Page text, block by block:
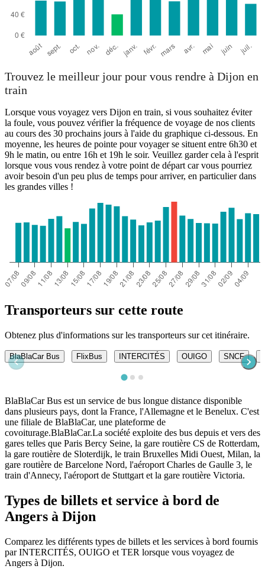
Trouvez le meilleur jour pour vous rendre à Dijon en
train
Lorsque vous voyagez vers Dijon en train, si vous souhaitez éviter
la foule, vous pouvez vérifier la fréquence de voyage de nos clients
au cours des 30 prochains jours à l'aide du graphique ci-dessous. En
moyenne, les heures de pointe pour voyager se situent entre 6h30 et
9h le matin, ou entre 16h et 19h le soir. Veuillez garder cela à l'esprit
lorsque vous vous rendez à votre point de départ car vous pourriez
avoir besoin d'un peu plus de temps pour arriver, en particulier dans
les grandes villes !
Transporteurs sur cette route
Obtenez plus d'informations sur les transporteurs sur cet itinéraire.
BlaBlaCar Bus FlixBus INTERCITÉS OUIGO SNCF
BlaBlaCar Bus est un service de bus longue distance disponible
dans plusieurs pays, dont la France, l'Allemagne et le Benelux. C'est
une filiale de BlaBlaCar, une plateforme de
covoiturage.BlaBlaCar.La société exploite des bus depuis et vers des
gares telles que Paris Bercy Seine, la gare routière CS de Rotterdam,
la gare routière de Sloterdijk, le train Bruxelles Midi Ouest, Milan, la
gare routière de Barcelone Nord, l'aéroport Charles de Gaulle 3, le
train d'Annecy, l'aéroport de Stuttgart et la gare routière Victoria.
Types de billets et service à bord de
Angers à Dijon
Comparez les différents types de billets et les services à bord fournis
par INTERCITÉS, OUIGO et TER lorsque vous voyagez de
Angers à Dijon.